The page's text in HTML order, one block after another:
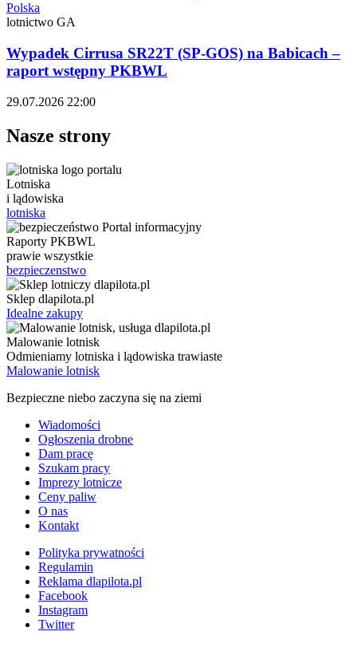
Polska
lotnictwo GA
Wypadek Cirrusa SR22T (SP-GOS) na Babicach –
raport wstępny PKBWL
29.07.2026 22:00
Nasze strony
Lotniska
i lądowiska
lotniska
Raporty PKBWL
prawie wszystkie
bezpieczenstwo
Sklep dlapilota.pl
Idealne zakupy
Malowanie lotnisk
Odmieniamy lotniska i lądowiska trawiaste
Malowanie lotnisk
Bezpieczne niebo zaczyna się na ziemi
Wiadomości
Ogłoszenia drobne
Dam pracę
Szukam pracy
Imprezy lotnicze
Ceny paliw
O nas
Kontakt
Polityka prywatności
Regulamin
Reklama dlapilota.pl
Facebook
Instagram
Twitter